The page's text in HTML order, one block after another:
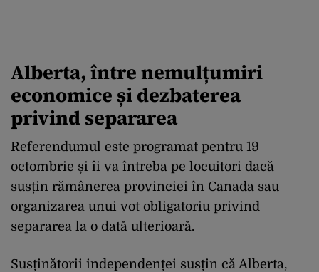
Alberta, între nemulțumiri
economice și dezbaterea
privind separarea
Referendumul este programat pentru 19
octombrie și îi va întreba pe locuitori dacă
susțin rămânerea provinciei în Canada sau
organizarea unui vot obligatoriu privind
separarea la o dată ulterioară.
Susținătorii independenței susțin că Alberta,